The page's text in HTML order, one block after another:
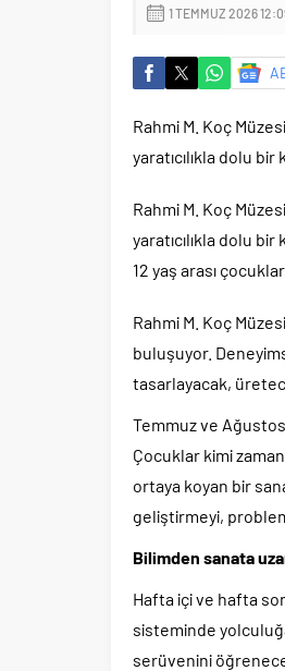
1 TEMMUZ 2026
Rahmi M. Koç
yaratıcılıkla dolu
Rahmi M. Koç
yaratıcılıkla dolu
12 yaş arası
Rahmi M. Koç
buluşuyor.
tasarlayacak,
Temmuz ve
Çocuklar kimi
ortaya koyan bir
geliştirmeyi,
Bilimden sanata
Hafta içi ve hafta
sisteminde
serüvenini